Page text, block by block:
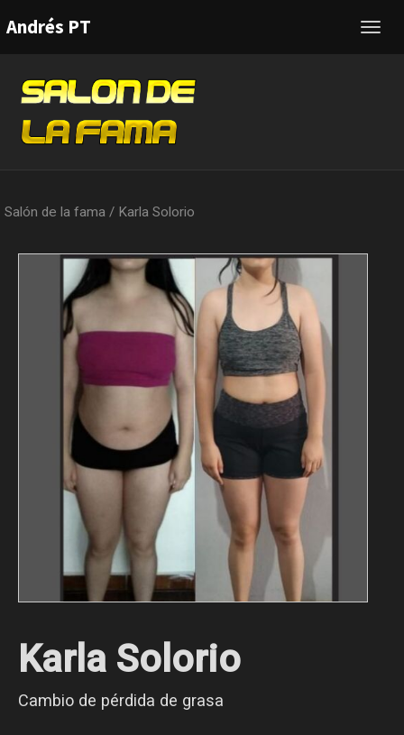
Andrés PT
Salón de la fama / Karla Solorio
Karla Solorio
Cambio de pérdida de grasa